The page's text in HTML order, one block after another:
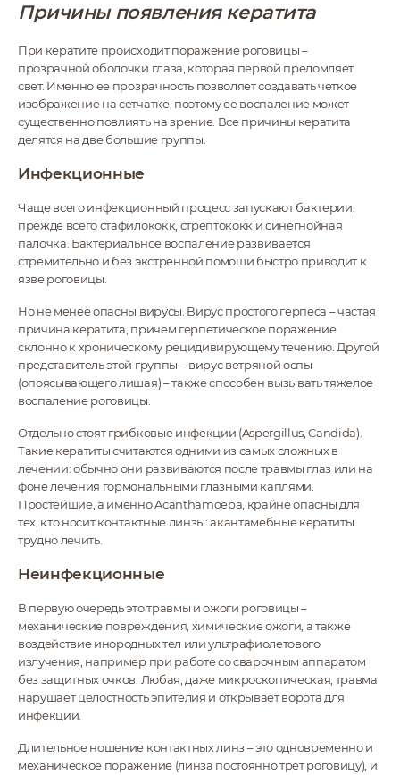
Причины появления кератита
При кератите происходит поражение роговицы –
прозрачной оболочки глаза, которая первой преломляет
свет. Именно ее прозрачность позволяет создавать четкое
изображение на сетчатке, поэтому ее воспаление может
существенно повлиять на зрение. Все причины кератита
делятся на две большие группы.
Инфекционные
Чаще всего инфекционный процесс запускают бактерии,
прежде всего стафилококк, стрептококк и синегнойная
палочка. Бактериальное воспаление развивается
стремительно и без экстренной помощи быстро приводит к
язве роговицы.
Но не менее опасны вирусы. Вирус простого герпеса – частая
причина кератита, причем герпетическое поражение
склонно к хроническому рецидивирующему течению. Другой
представитель этой группы – вирус ветряной оспы
(опоясывающего лишая) – также способен вызывать тяжелое
воспаление роговицы.
Отдельно стоят грибковые инфекции (Aspergillus, Candida).
Такие кератиты считаются одними из самых сложных в
лечении: обычно они развиваются после травмы глаз или на
фоне лечения гормональными глазными каплями.
Простейшие, а именно Acanthamoeba, крайне опасны для
тех, кто носит контактные линзы: акантамебные кератиты
трудно лечить.
Неинфекционные
В первую очередь это травмы и ожоги роговицы –
механические повреждения, химические ожоги, а также
воздействие инородных тел или ультрафиолетового
излучения, например при работе со сварочным аппаратом
без защитных очков. Любая, даже микроскопическая, травма
нарушает целостность эпителия и открывает ворота для
инфекции.
Длительное ношение контактных линз – это одновременно и
механическое поражение (линза постоянно трет роговицу), и